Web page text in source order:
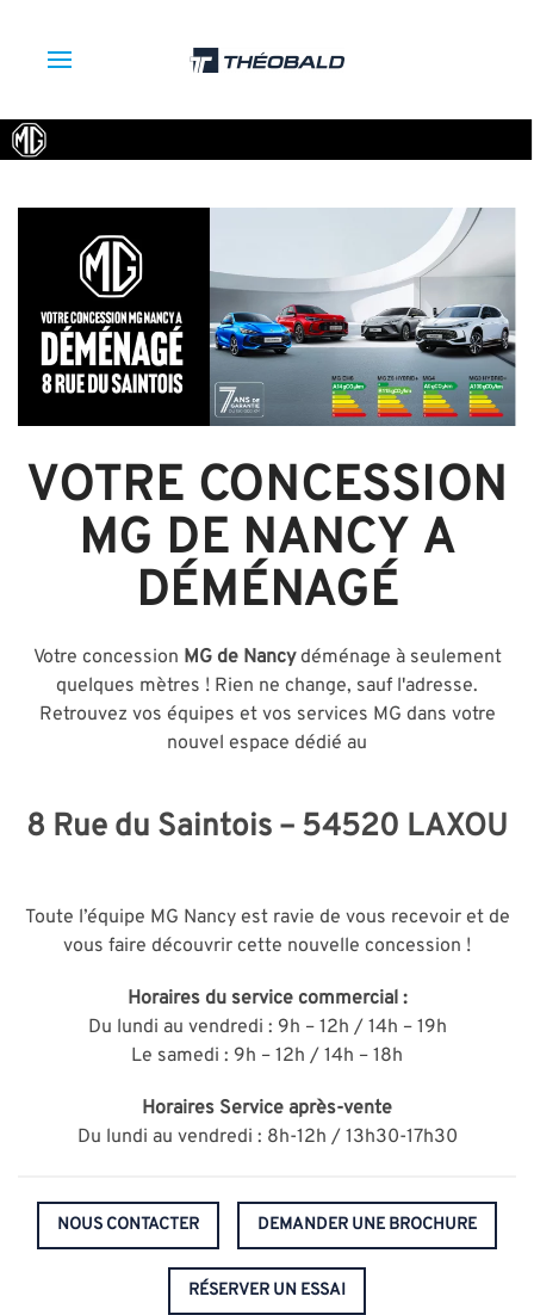
VOTRE CONCESSION
MG DE NANCY A
DÉMÉNAGÉ
Votre concession MG de Nancydéménage à seulement
quelques mètres ! Rien ne change, sauf l'adresse.
Retrouvez vos équipes et vos services MG dans votre
nouvel espace dédié au
8 Rue du Saintois – 54520 LAXOU
Toute l’équipe MG Nancy est ravie de vous recevoir et de
vous faire découvrir cette nouvelle concession !
Horaires du service commercial :
Du lundi au vendredi : 9h – 12h / 14h – 19h
Le samedi : 9h – 12h / 14h – 18h
Horaires Service après-vente
Du lundi au vendredi : 8h-12h / 13h30-17h30
NOUS CONTACTER DEMANDER UNE BROCHURE
RÉSERVER UN ESSAI